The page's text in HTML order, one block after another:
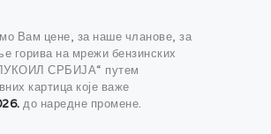
Вам цене, за наше чланове, за
горива на мрежи бензинских
СРБИЈА“ путем
картица које важе
до наредне промене.